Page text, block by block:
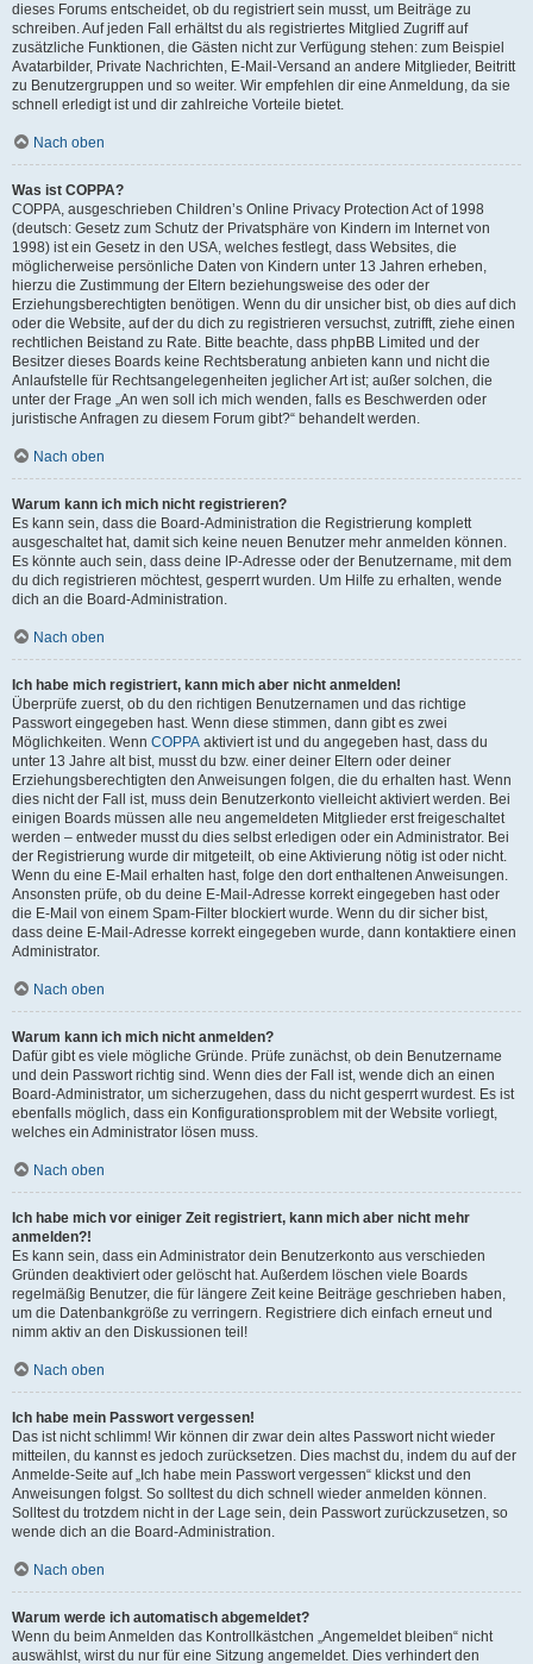
dieses Forums entscheidet, ob du registriert sein musst, um Beiträge zu
schreiben. Auf jeden Fall erhältst du als registriertes Mitglied Zugriff auf
zusätzliche Funktionen, die Gästen nicht zur Verfügung stehen: zum Beispiel
Avatarbilder, Private Nachrichten, E-Mail-Versand an andere Mitglieder, Beitritt
zu Benutzergruppen und so weiter. Wir empfehlen dir eine Anmeldung, da sie
schnell erledigt ist und dir zahlreiche Vorteile bietet.
Nach oben
Was ist COPPA?
COPPA, ausgeschrieben Children’s Online Privacy Protection Act of 1998
(deutsch: Gesetz zum Schutz der Privatsphäre von Kindern im Internet von
1998) ist ein Gesetz in den USA, welches festlegt, dass Websites, die
möglicherweise persönliche Daten von Kindern unter 13 Jahren erheben,
hierzu die Zustimmung der Eltern beziehungsweise des oder der
Erziehungsberechtigten benötigen. Wenn du dir unsicher bist, ob dies auf dich
oder die Website, auf der du dich zu registrieren versuchst, zutrifft, ziehe einen
rechtlichen Beistand zu Rate. Bitte beachte, dass phpBB Limited und der
Besitzer dieses Boards keine Rechtsberatung anbieten kann und nicht die
Anlaufstelle für Rechtsangelegenheiten jeglicher Art ist; außer solchen, die
unter der Frage „An wen soll ich mich wenden, falls es Beschwerden oder
juristische Anfragen zu diesem Forum gibt?“ behandelt werden.
Nach oben
Warum kann ich mich nicht registrieren?
Es kann sein, dass die Board-Administration die Registrierung komplett
ausgeschaltet hat, damit sich keine neuen Benutzer mehr anmelden können.
Es könnte auch sein, dass deine IP-Adresse oder der Benutzername, mit dem
du dich registrieren möchtest, gesperrt wurden. Um Hilfe zu erhalten, wende
dich an die Board-Administration.
Nach oben
Ich habe mich registriert, kann mich aber nicht anmelden!
Überprüfe zuerst, ob du den richtigen Benutzernamen und das richtige
Passwort eingegeben hast. Wenn diese stimmen, dann gibt es zwei
Möglichkeiten. Wenn COPPA aktiviert ist und du angegeben hast, dass du
unter 13 Jahre alt bist, musst du bzw. einer deiner Eltern oder deiner
Erziehungsberechtigten den Anweisungen folgen, die du erhalten hast. Wenn
dies nicht der Fall ist, muss dein Benutzerkonto vielleicht aktiviert werden. Bei
einigen Boards müssen alle neu angemeldeten Mitglieder erst freigeschaltet
werden – entweder musst du dies selbst erledigen oder ein Administrator. Bei
der Registrierung wurde dir mitgeteilt, ob eine Aktivierung nötig ist oder nicht.
Wenn du eine E-Mail erhalten hast, folge den dort enthaltenen Anweisungen.
Ansonsten prüfe, ob du deine E-Mail-Adresse korrekt eingegeben hast oder
die E-Mail von einem Spam-Filter blockiert wurde. Wenn du dir sicher bist,
dass deine E-Mail-Adresse korrekt eingegeben wurde, dann kontaktiere einen
Administrator.
Nach oben
Warum kann ich mich nicht anmelden?
Dafür gibt es viele mögliche Gründe. Prüfe zunächst, ob dein Benutzername
und dein Passwort richtig sind. Wenn dies der Fall ist, wende dich an einen
Board-Administrator, um sicherzugehen, dass du nicht gesperrt wurdest. Es ist
ebenfalls möglich, dass ein Konfigurationsproblem mit der Website vorliegt,
welches ein Administrator lösen muss.
Nach oben
Ich habe mich vor einiger Zeit registriert, kann mich aber nicht mehr
anmelden?!
Es kann sein, dass ein Administrator dein Benutzerkonto aus verschieden
Gründen deaktiviert oder gelöscht hat. Außerdem löschen viele Boards
regelmäßig Benutzer, die für längere Zeit keine Beiträge geschrieben haben,
um die Datenbankgröße zu verringern. Registriere dich einfach erneut und
nimm aktiv an den Diskussionen teil!
Nach oben
Ich habe mein Passwort vergessen!
Das ist nicht schlimm! Wir können dir zwar dein altes Passwort nicht wieder
mitteilen, du kannst es jedoch zurücksetzen. Dies machst du, indem du auf der
Anmelde-Seite auf „Ich habe mein Passwort vergessen“ klickst und den
Anweisungen folgst. So solltest du dich schnell wieder anmelden können.
Solltest du trotzdem nicht in der Lage sein, dein Passwort zurückzusetzen, so
wende dich an die Board-Administration.
Nach oben
Warum werde ich automatisch abgemeldet?
Wenn du beim Anmelden das Kontrollkästchen „Angemeldet bleiben“ nicht
auswählst, wirst du nur für eine Sitzung angemeldet. Dies verhindert den